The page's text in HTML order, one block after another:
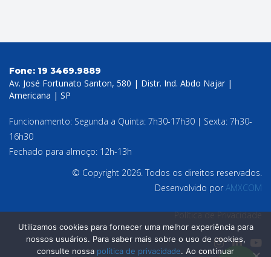
Fone: 19 3469.9889
Av. José Fortunato Santon, 580 | Distr. Ind. Abdo Najar |
Americana | SP
Funcionamento: Segunda a Quinta: 7h30-17h30 | Sexta: 7h30-
16h30
Fechado para almoço: 12h-13h
© Copyright 2026. Todos os direitos reservados.
Desenvolvido porAMXCOM
Política de Privacidade
Utilizamos cookies para fornecer uma melhor experiência para
nossos usuários. Para saber mais sobre o uso de cookies,
consulte nossa política de privacidade. Ao continuar